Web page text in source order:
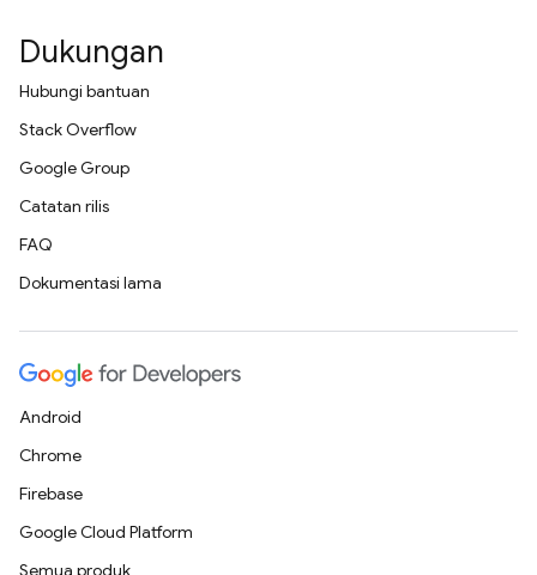
Dukungan
Hubungi bantuan
Stack Overflow
Google Group
Catatan rilis
FAQ
Dokumentasi lama
Android
Chrome
Firebase
Google Cloud Platform
Semua produk